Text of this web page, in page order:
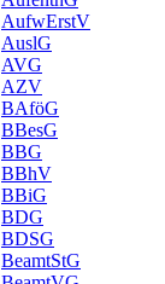
AufwErstV
AuslG
AVG
AZV
BAföG
BBesG
BBG
BBhV
BBiG
BDG
BDSG
BeamtStG